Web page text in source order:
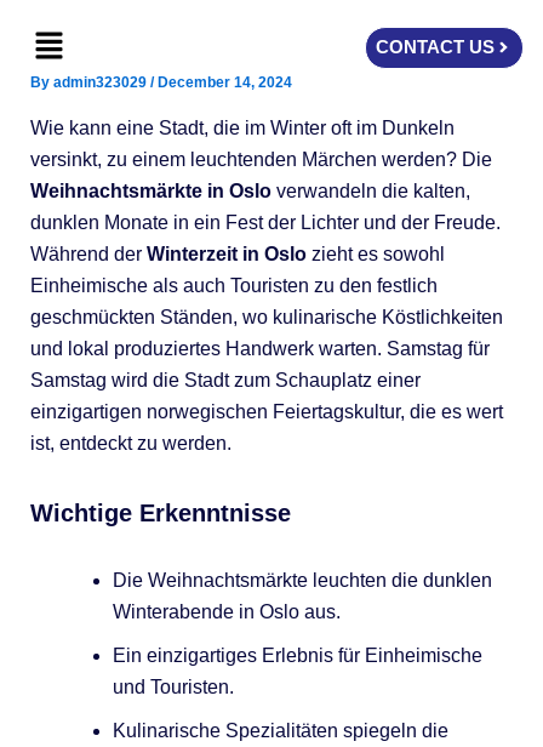
content
Menu CONTACT US
By admin323029 / December 14, 2024
Wie kann eine Stadt, die im Winter oft im Dunkeln
versinkt, zu einem leuchtenden Märchen werden? Die
Weihnachtsmärkte in Osloverwandeln die kalten,
dunklen Monate in ein Fest der Lichter und der Freude.
Während der Winterzeit in Oslozieht es sowohl
Einheimische als auch Touristen zu den festlich
geschmückten Ständen, wo kulinarische Köstlichkeiten
und lokal produziertes Handwerk warten. Samstag für
Samstag wird die Stadt zum Schauplatz einer
einzigartigen norwegischen Feiertagskultur, die es wert
ist, entdeckt zu werden.
Wichtige Erkenntnisse
Die Weihnachtsmärkte leuchten die dunklen
Winterabende in Oslo aus.
Ein einzigartiges Erlebnis für Einheimische
und Touristen.
Kulinarische Spezialitäten spiegeln die